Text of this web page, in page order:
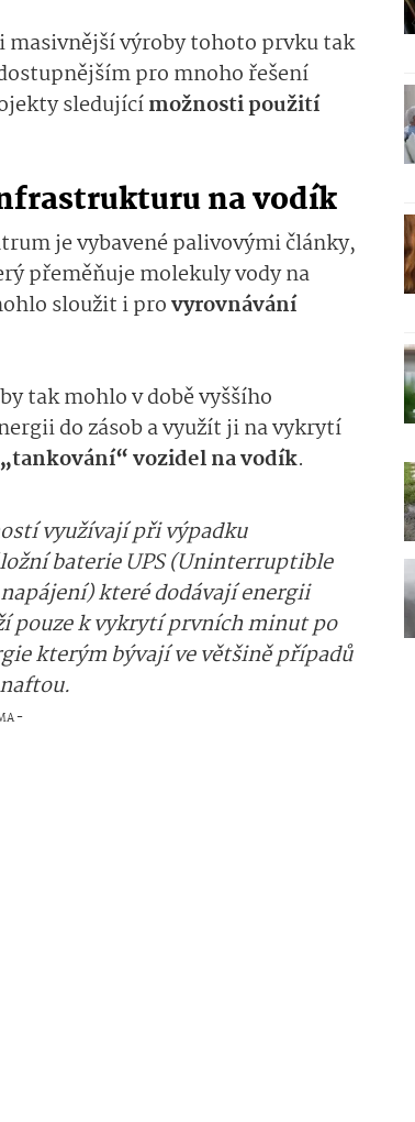
výroby tohoto prvku tak
pro mnoho řešení
sledujícímožnosti použití
na vodík
je vybavené palivovými články,
přeměňuje molekuly vody na
sloužit i provyrovnávání
tak mohlo v době vyššího
do zásob a využít ji na vykrytí
vozidel na vodík.
využívají při výpadku
baterie UPS (Uninterruptible
které dodávají energii
pouze k vykrytí prvních minut po
kterým bývají ve většině případů